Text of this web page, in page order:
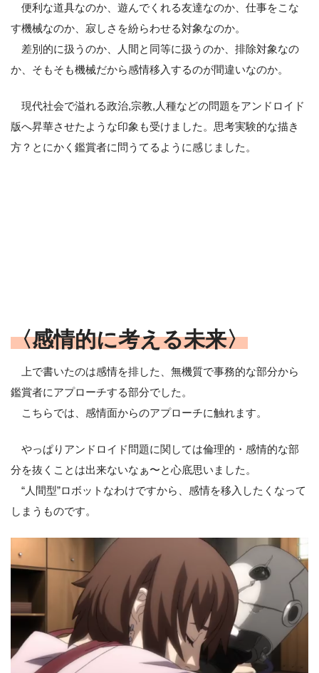
便利な道具なのか、遊んでくれる友達なのか、仕事をこな
す機械なのか、寂しさを紛らわせる対象なのか。
差別的に扱うのか、人間と同等に扱うのか、排除対象なの
か、そもそも機械だから感情移入するのが間違いなのか。
現代社会で溢れる政治,宗教,人種などの問題をアンドロイド
版へ昇華させたような印象も受けました。思考実験的な描き
方？とにかく鑑賞者に問うてるように感じました。
〈感情的に考える未来〉
上で書いたのは感情を排した、無機質で事務的な部分から
鑑賞者にアプローチする部分でした。
こちらでは、感情面からのアプローチに触れます。
やっぱりアンドロイド問題に関しては倫理的・感情的な部
分を抜くことは出来ないなぁ〜と心底思いました。
“人間型”ロボットなわけですから、感情を移入したくなって
しまうものです。